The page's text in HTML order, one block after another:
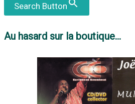
Search Button
Au hasard sur la boutique...